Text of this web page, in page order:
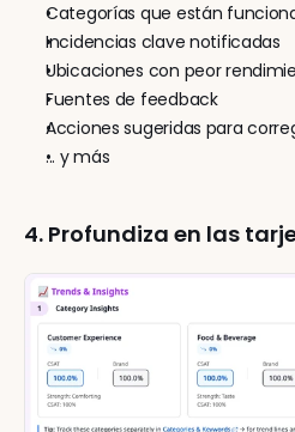
Categorías que están
Incidencias clave notificadas
Ubicaciones con peor
Fuentes de feedback
Acciones sugeridas para
... y más
4. Profundiza en las